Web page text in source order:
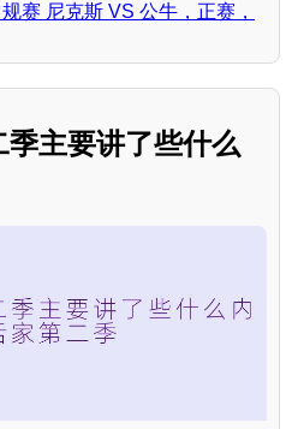
赛 尼克斯 VS 公牛，正赛，
主要讲了些什么